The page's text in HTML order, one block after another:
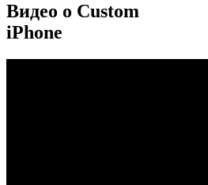
Видео о Custom
iPhone